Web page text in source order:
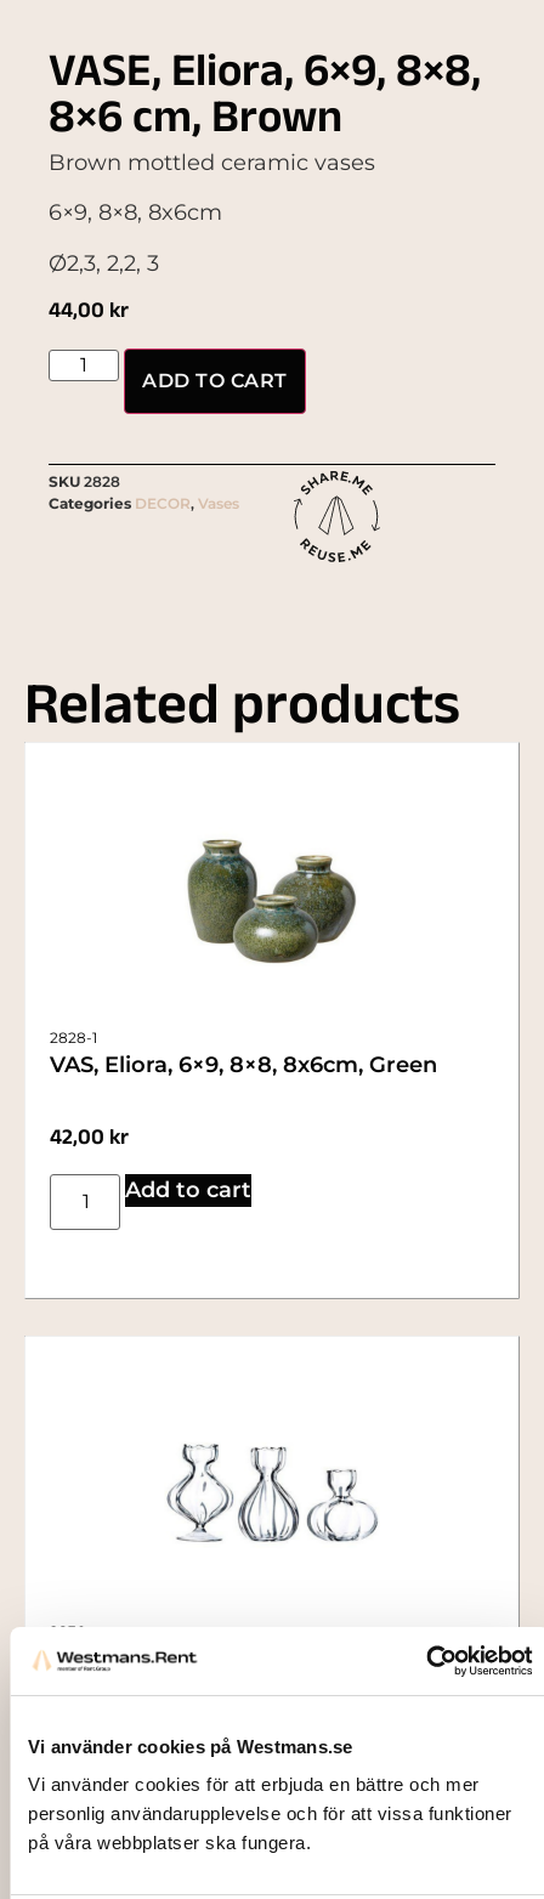
Vi använder cookies på Westmans.se
Vi använder cookies för att erbjuda en bättre och mer
personlig användarupplevelse och för att vissa funktioner
på våra webbplatser ska fungera.
VASE, Eliora, 6×9, 8×8,
8×6 cm, Brown
Brown mottled ceramic vases
6×9, 8×8, 8x6cm
Ø2,3, 2,2, 3
44,00 kr
ADD TO CART
SKU 2828
Categories DECOR, Vases
Related products
2828-1
VAS, Eliora, 6×9, 8×8, 8x6cm, Green
42,00 kr
Add to cart
2830
VASE, Iris, 7×10 6×9 8x7cm, glass
55,00 kr
Add to cart